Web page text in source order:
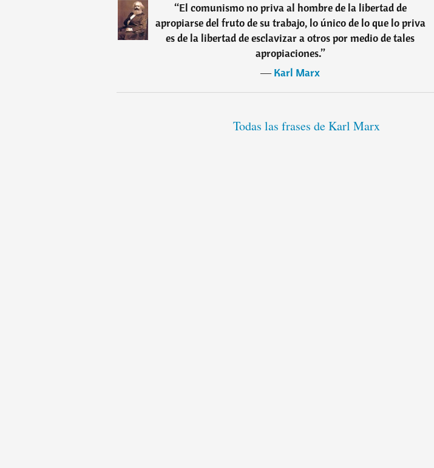
“El comunismo no priva al hombre de la libertad de
apropiarse del fruto de su trabajo, lo único de lo que lo priva
es de la libertad de esclavizar a otros por medio de tales
apropiaciones.”
―Karl Marx
Todas las frases de Karl Marx